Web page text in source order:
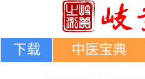
下载 中医宝典